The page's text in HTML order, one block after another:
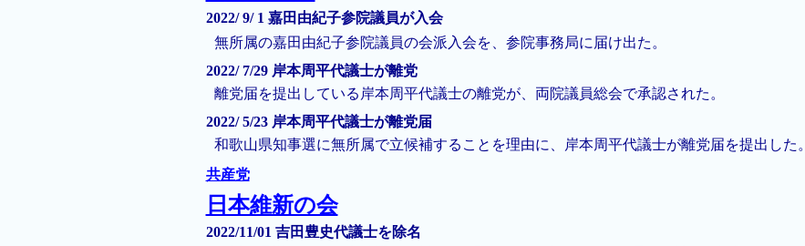
2022/ 9/ 1 嘉田由紀子参院議員が入会
無所属の嘉田由紀子参院議員の会派入会を、参院事務局に届け出た。
2022/ 7/29 岸本周平代議士が離党
離党届を提出している岸本周平代議士の離党が、両院議員総会で承認された。
2022/ 5/23 岸本周平代議士が離党届
和歌山県知事選に無所属で立候補することを理由に、岸本周平代議士が離党届を提出した。
共産党
日本維新の会
2022/11/01 吉田豊史代議士を除名